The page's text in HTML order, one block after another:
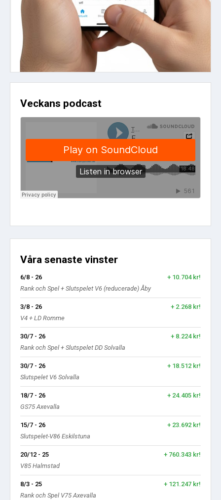
Veckans podcast
Våra senaste vinster
6/8 - 26
+ 10.704 kr!
Rank och Spel + Slutspelet V6 (reducerade) Åby
3/8 - 26
+ 2.268 kr!
V4 + LD Romme
30/7 - 26
+ 8.224 kr!
Rank och Spel + Slutspelet DD Solvalla
30/7 - 26
+ 18.512 kr!
Slutspelet V6 Solvalla
18/7 - 26
+ 24.405 kr!
GS75 Axevalla
15/7 - 26
+ 23.692 kr!
Slutspelet-V86 Eskilstuna
20/12 - 25
+ 760.343 kr!
V85 Halmstad
8/3 - 25
+ 121.247 kr!
Rank och Spel V75 Axevalla